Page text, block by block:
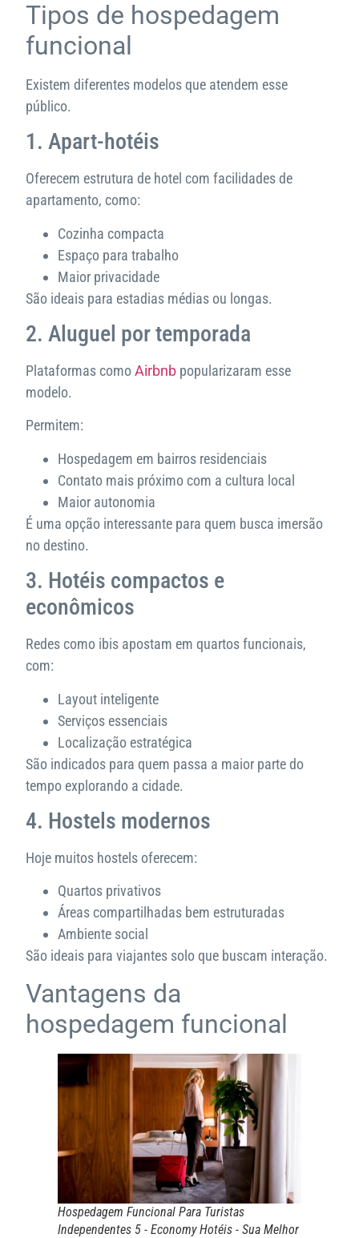
Tipos de hospedagem
funcional
Existem diferentes modelos que atendem esse
público.
1. Apart-hotéis
Oferecem estrutura de hotel com facilidades de
apartamento, como:
Cozinha compacta
Espaço para trabalho
Maior privacidade
São ideais para estadias médias ou longas.
2. Aluguel por temporada
Plataformas comoAirbnb popularizaram esse
modelo.
Permitem:
Hospedagem em bairros residenciais
Contato mais próximo com a cultura local
Maior autonomia
É uma opção interessante para quem busca imersão
no destino.
3. Hotéis compactos e
econômicos
Redes como ibis apostam em quartos funcionais,
com:
Layout inteligente
Serviços essenciais
Localização estratégica
São indicados para quem passa a maior parte do
tempo explorando a cidade.
4. Hostels modernos
Hoje muitos hostels oferecem:
Quartos privativos
Áreas compartilhadas bem estruturadas
Ambiente social
São ideais para viajantes solo que buscam interação.
Vantagens da
hospedagem funcional
Hospedagem Funcional Para Turistas
Independentes 5 - Economy Hotéis - Sua Melhor